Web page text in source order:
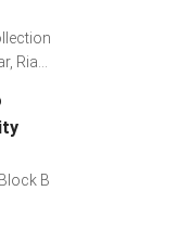
Ria...
B